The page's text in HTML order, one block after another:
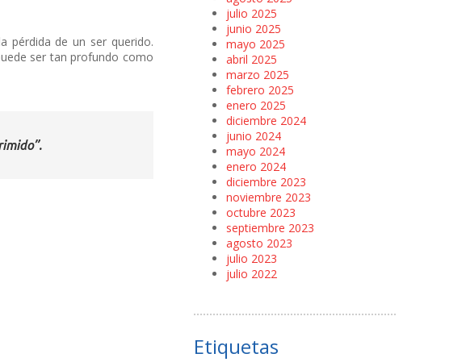
pérdida de un ser querido.
ser tan profundo como
julio 2025
junio 2025
mayo 2025
abril 2025
marzo 2025
febrero 2025
enero 2025
diciembre 2024
junio 2024
mayo 2024
enero 2024
diciembre 2023
noviembre 2023
octubre 2023
septiembre 2023
agosto 2023
julio 2023
julio 2022
Etiquetas